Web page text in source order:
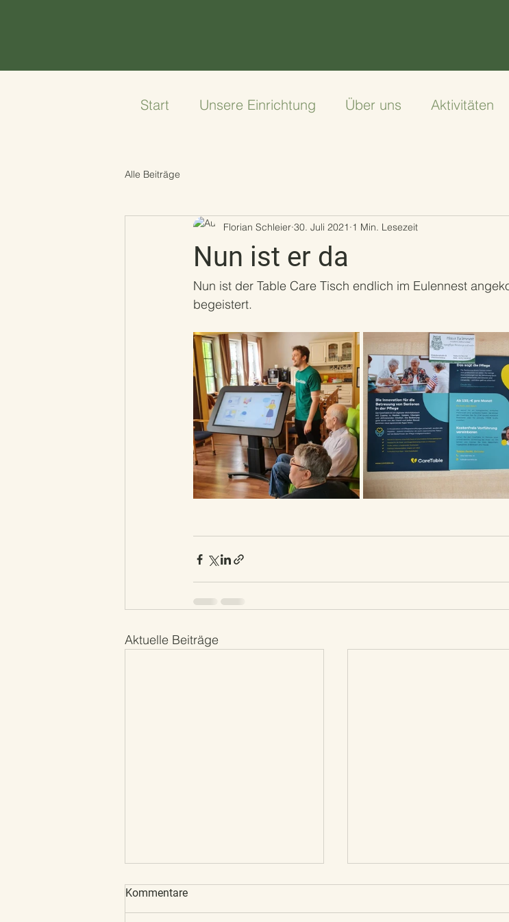
Start Unsere Einrichtung Über uns Aktivitäten
Alle Beiträge
Nun ist er da
Florian Schleier 30. Juli 2021 1 Min. Lesezeit
Nun ist der Table Care Tisch endlich im Eulennest
begeistert.
Aktuelle Beiträge
Kommentare